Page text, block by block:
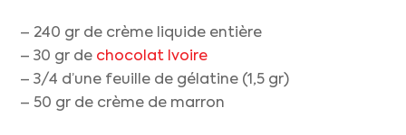
– 240 gr de crème liquide entière
– 30 gr de chocolat Ivoire
– 3/4 d’une feuille de gélatine (1,5 gr)
– 50 gr de crème de marron